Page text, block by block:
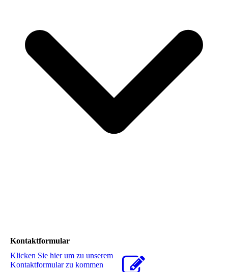
Kontaktformular
Klicken Sie hier um zu unserem
Kon­takt­for­mu­lar zu kommen